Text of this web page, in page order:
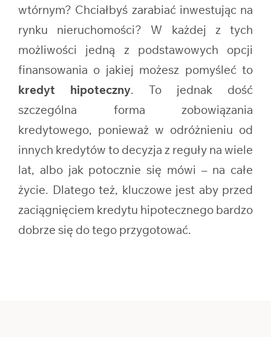
wtórnym? Chciałbyś zarabiać inwestując na
rynku nieruchomości? W każdej z tych
możliwości jedną z podstawowych opcji
finansowania o jakiej możesz pomyśleć to
kredyt hipoteczny. To jednak dość
szczególna forma zobowiązania
kredytowego, ponieważ w odróżnieniu od
innych kredytów to decyzja z reguły na wiele
lat, albo jak potocznie się mówi – na całe
życie. Dlatego też, kluczowe jest aby przed
zaciągnięciem kredytu hipotecznego bardzo
dobrze się do tego przygotować.